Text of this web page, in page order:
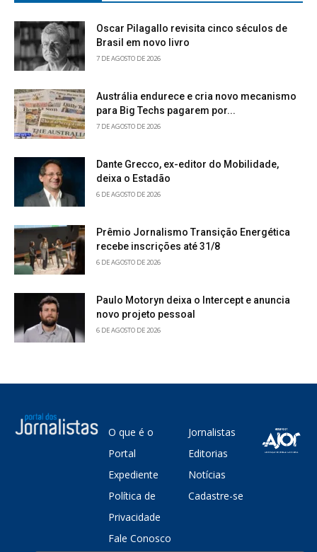
Oscar Pilagallo revisita cinco séculos de
Brasil em novo livro
7 DE AGOSTO DE 2026
Austrália endurece e cria novo mecanismo
para Big Techs pagarem por...
7 DE AGOSTO DE 2026
Dante Grecco, ex-editor do Mobilidade,
deixa o Estadão
6 DE AGOSTO DE 2026
Prêmio Jornalismo Transição Energética
recebe inscrições até 31/8
6 DE AGOSTO DE 2026
Paulo Motoryn deixa o Intercept e anuncia
novo projeto pessoal
6 DE AGOSTO DE 2026
O que é o
Portal
Expediente
Política de
Privacidade
Fale Conosco
Jornalistas
Editorias
Notícias
Cadastre-se